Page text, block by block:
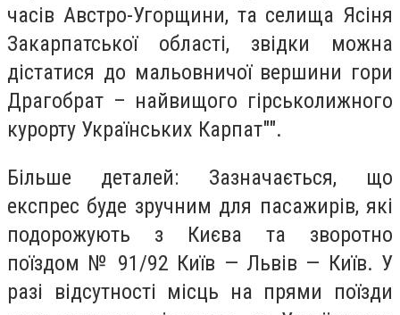
часів Австро-Угорщини, та селища Ясіня
Закарпатської області, звідки можна
дістатися до мальовничої вершини гори
Драгобрат – найвищого гірськолижного
курорту Українських Карпат"".
Більше деталей: Зазначається, що
експрес буде зручним для пасажирів, які
подорожують з Києва та зворотно
поїздом № 91/92 Київ — Львів — Київ. У
разі відсутності місць на прями поїзди